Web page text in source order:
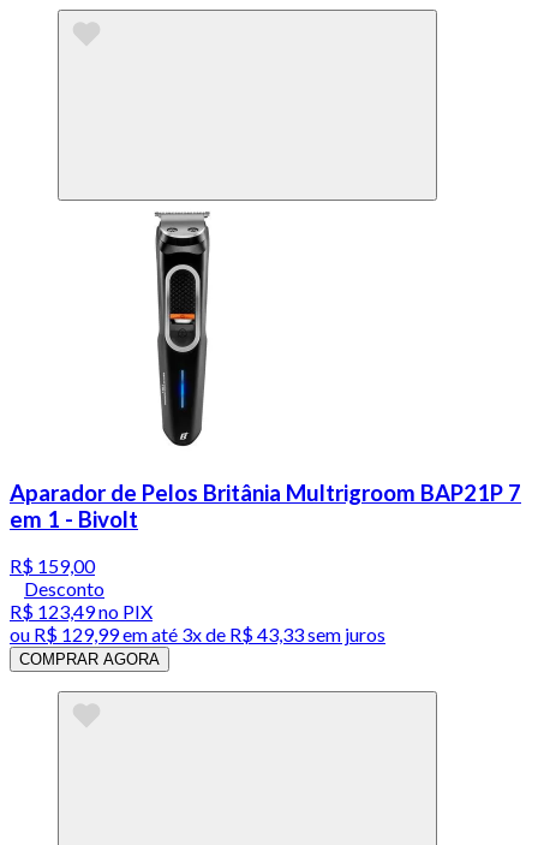
Aparador de Pelos Britânia Multrigroom BAP21P 7
em 1 - Bivolt
R$ 159,00
Desconto
R$ 123,49no PIX
ou R$ 129,99em até 3x de R$ 43,33 sem juros
COMPRAR AGORA